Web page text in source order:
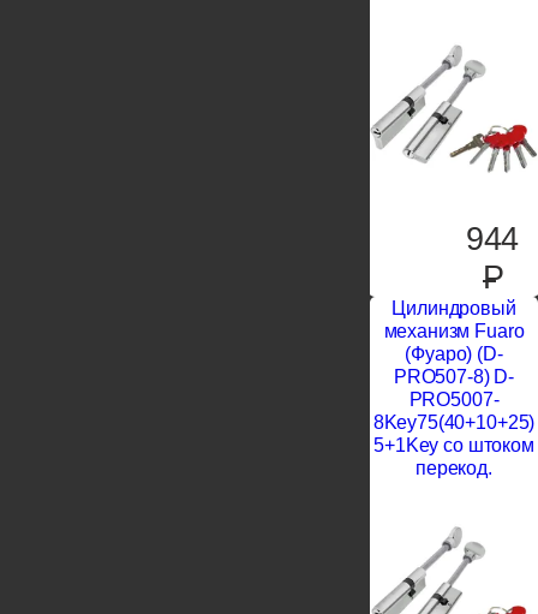
944
P
Цилиндровый
механизм Fuaro
(Фуаро) (D-
PRO507-8) D-
PRO5007-
8Key75(40+10+25)
5+1Key со штоком
перекод.